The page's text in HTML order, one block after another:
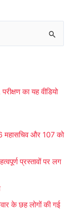
का यह वीडियो
महासचिव और 107 को
प्रस्तावों पर लग
के छह लोगों की गई